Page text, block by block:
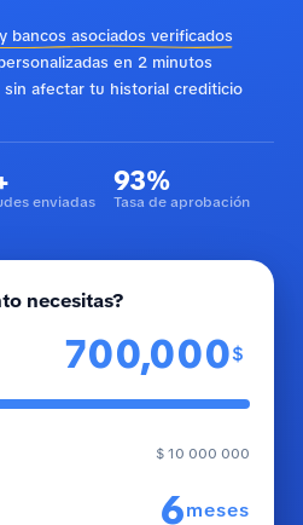
bancos asociados verificados
en 2 minutos
sin afectar tu historial crediticio
enviadas
93%
Tasa de aprobación
necesitas?
$
$ 10 000 000
meses